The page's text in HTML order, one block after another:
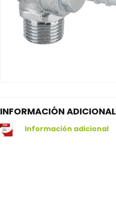
INFORMACIÓN ADICIONAL
Información adicional